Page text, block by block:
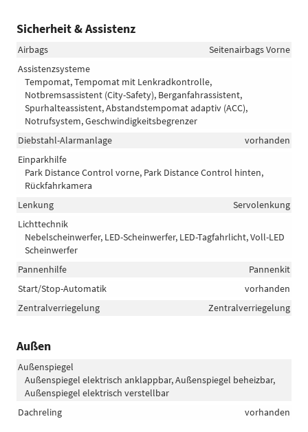
Sicherheit & Assistenz
Airbags
Seitenairbags Vorne
Assistenzsysteme
Tempomat, Tempomat mit Lenkradkontrolle,
Notbremsassistent (City-Safety), Berganfahrassistent,
Spurhalteassistent, Abstandstempomat adaptiv (ACC),
Notrufsystem, Geschwindigkeitsbegrenzer
Diebstahl-Alarmanlage
vorhanden
Einparkhilfe
Park Distance Control vorne, Park Distance Control hinten,
Rückfahrkamera
Lenkung
Servolenkung
Lichttechnik
Nebelscheinwerfer, LED-Scheinwerfer, LED-Tagfahrlicht, Voll-LED
Scheinwerfer
Pannenhilfe
Pannenkit
Start/Stop-Automatik
vorhanden
Zentralverriegelung
Zentralverriegelung
Außen
Außenspiegel
Außenspiegel elektrisch anklappbar, Außenspiegel beheizbar,
Außenspiegel elektrisch verstellbar
Dachreling
vorhanden